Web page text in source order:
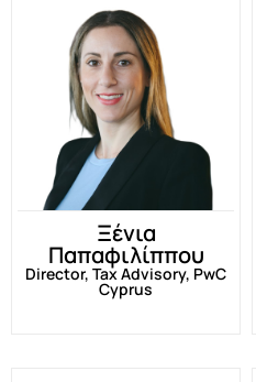
Ξένια
Παπαφιλίππου
Director, Tax Advisory, PwC
Cyprus